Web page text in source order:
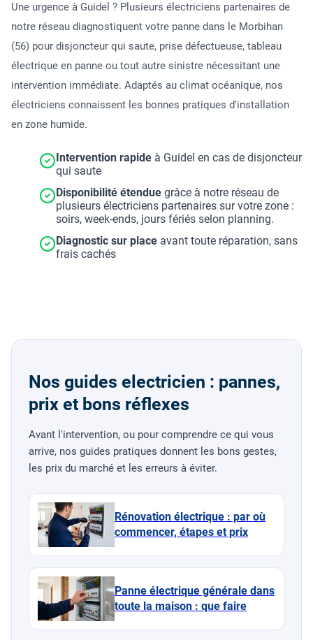
Une urgence à Guidel ? Plusieurs électriciens partenaires de
notre réseau diagnostiquent votre panne dans le Morbihan
(56) pour disjoncteur qui saute, prise défectueuse, tableau
électrique en panne ou tout autre sinistre nécessitant une
intervention immédiate. Adaptés au climat océanique, nos
électriciens connaissent les bonnes pratiques d'installation
en zone humide.
Intervention rapide à Guidel en cas de disjoncteur
qui saute
Disponibilité étendue grâce à notre réseau de
plusieurs électriciens partenaires sur votre zone :
soirs, week-ends, jours fériés selon planning.
Diagnostic sur place avant toute réparation, sans
frais cachés
Nos guides electricien : pannes,
prix et bons réflexes
Avant l'intervention, ou pour comprendre ce qui vous
arrive, nos guides pratiques donnent les bons gestes,
les prix du marché et les erreurs à éviter.
Rénovation électrique : par où
commencer, étapes et prix
Panne électrique générale dans
toute la maison : que faire